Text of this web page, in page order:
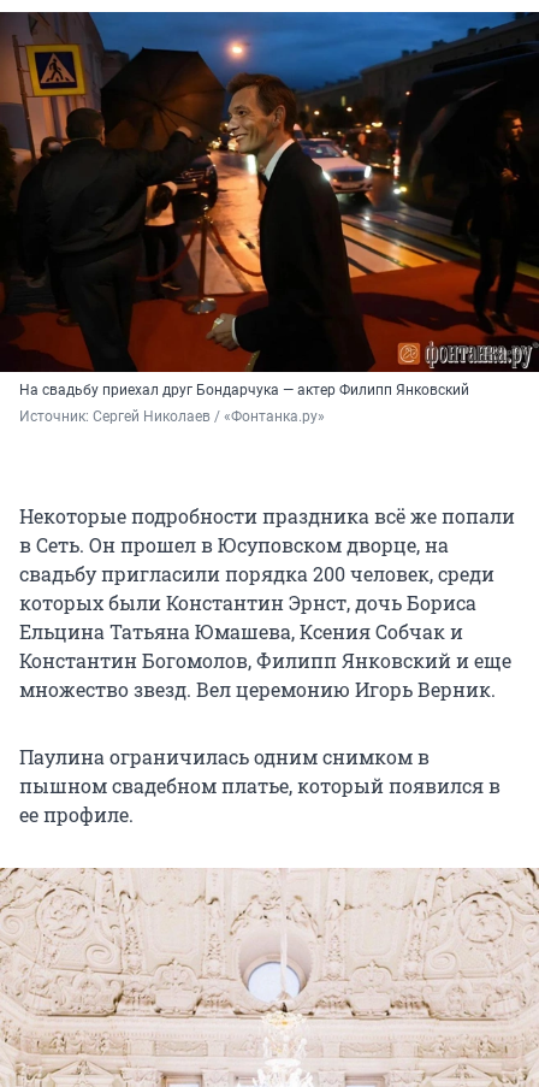
На свадьбу приехал друг Бондарчука — актер Филипп Янковский
Источник: Сергей Николаев / «Фонтанка.ру»
Некоторые подробности праздника всё же попали
в Сеть. Он прошел в Юсуповском дворце, на
свадьбу пригласили порядка 200 человек, среди
которых были Константин Эрнст, дочь Бориса
Ельцина Татьяна Юмашева, Ксения Собчак и
Константин Богомолов, Филипп Янковский и еще
множество звезд. Вел церемонию Игорь Верник.
Паулина ограничилась одним снимком в
пышном свадебном платье, который появился в
ее профиле.